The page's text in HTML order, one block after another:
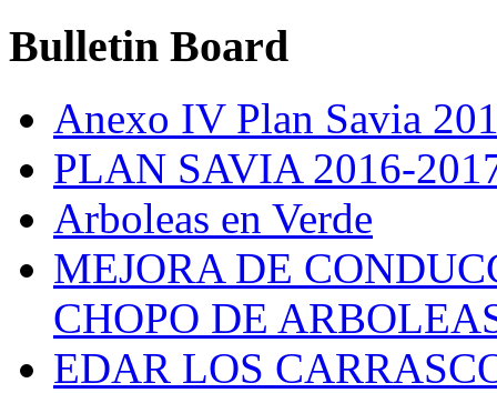
Bulletin Board
Anexo IV Plan Savia
PLAN SAVIA 2016-
Arboleas en Verde
MEJORA DE
CHOPO DE
EDAR LOS